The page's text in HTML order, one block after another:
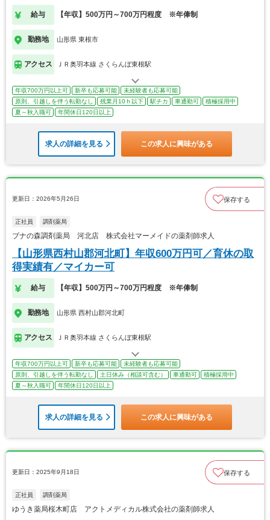
給与 【年収】500万円～700万円程度 ※年俸制
勤務地 山形県 東根市
アクセス ＪＲ奥羽本線 さくらんぼ東根駅
年収700万円以上可 新卒も応募可能
未経験者も応募可能
原則、引越しを伴う転勤なし
残業月10ｈ以下 駅チカ 車通勤可
積極採用中
夏～秋入職可
年間休日120日以上
求人の詳細を見る この求人に興味がある
更新日：2026年5月26日 保存する
正社員 調剤薬局
ブナの森調剤薬局 河北店 株式会社マーメイドの薬剤師求人
【山形県西村山郡河北町】年収600万円可／育休の取
得実績有／マイカー可
給与 【年収】500万円～700万円程度 ※年俸制
勤務地 山形県 西村山郡河北町
アクセス ＪＲ奥羽本線 さくらんぼ東根駅
年収700万円以上可 新卒も応募可能
未経験者も応募可能
原則、引越しを伴う転勤なし
土日休み（相談可含む） 車通勤可
積極採用中
夏～秋入職可
年間休日120日以上
求人の詳細を見る この求人に興味がある
更新日：2025年9月18日 保存する
正社員 調剤薬局
ゆうき薬局桜木町店 アクトメディカル株式会社の薬剤師求人